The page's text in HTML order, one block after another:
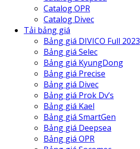
Catalog OPR
Catalog Divec
Tải bảng giá
Bảng giá DIVICO Full 2023
Bảng giá Selec
Bảng giá KyungDong
Bảng giá Precise
Bảng giá Divec
Bảng giá Prok Dv’s
Bảng giá Kael
Bảng giá SmartGen
Bảng giá Deepsea
Bảng giá OPR